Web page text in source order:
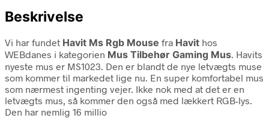
Beskrivelse
Vi har fundet Havit Ms Rgb Mouse fra Havit hos
WEBdanes i kategorien Mus Tilbehør Gaming Mus. Havits
nyeste mus er MS1023. Den er blandt de nye letvægts muse
som kommer til markedet lige nu. En super komfortabel mus
som nærmest ingenting vejer. Ikke nok med at det er en
letvægts mus, så kommer den også med lækkert RGB-lys.
Den har nemlig 16 millio